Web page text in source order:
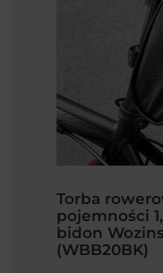
Torba
pojemności
bidon
(WBB20BK)